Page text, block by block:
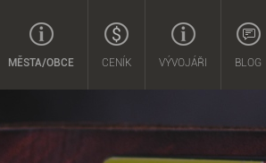
MĚSTA/OBCE CENÍK VÝVOJÁŘI BLOG